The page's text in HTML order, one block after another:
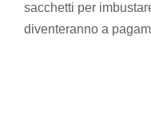
sacchetti per
diventeranno a